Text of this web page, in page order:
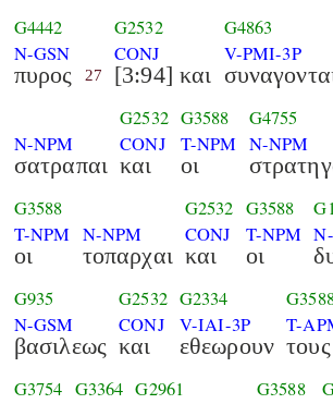
G4442
N-GSN
πυρος 27
G2532
CONJ
[3:94] και
G4863
V-PMI-3P
N-NPM
σατραπαι
G2532
CONJ
και
G3588
T-NPM
οι
G4755
N-NPM
G3588
T-NPM
οι
N-NPM
τοπαρχαι
G2532
CONJ
και
G3588
T-NPM
οι
G935
N-GSM
βασιλεως
G2532
CONJ
και
G2334
V-IAI-3P
εθεωρουν
T-
τους
G3754 G3364 G2961
G3588